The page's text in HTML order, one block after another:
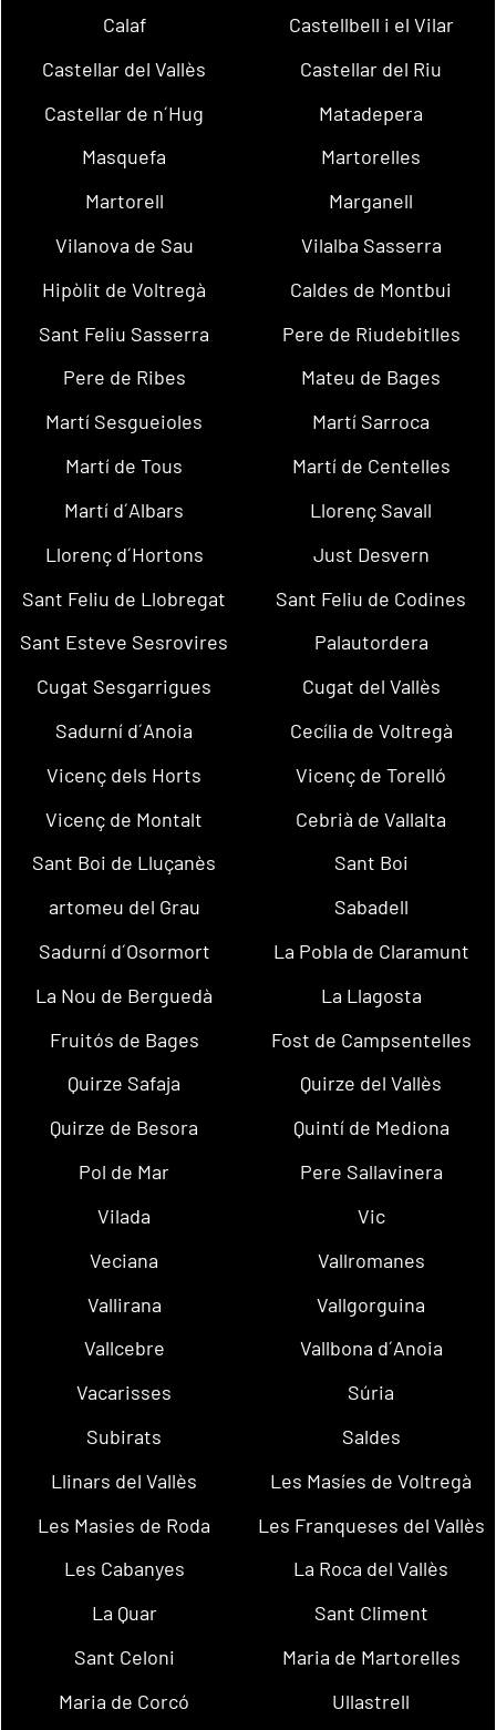
Calaf
Castellbell i el Vilar
Castellar del Vallès
Castellar del Riu
Castellar de n´Hug
Matadepera
Masquefa
Martorelles
Martorell
Marganell
Vilanova de Sau
Vilalba Sasserra
Hipòlit de Voltregà
Caldes de Montbui
Sant Feliu Sasserra
Pere de Riudebitlles
Pere de Ribes
Mateu de Bages
Martí Sesgueioles
Martí Sarroca
Martí de Tous
Martí de Centelles
Martí d´Albars
Llorenç Savall
Llorenç d´Hortons
Just Desvern
Sant Feliu de Llobregat
Sant Feliu de Codines
Sant Esteve Sesrovires
Palautordera
Cugat Sesgarrigues
Cugat del Vallès
Sadurní d´Anoia
Cecília de Voltregà
Vicenç dels Horts
Vicenç de Torelló
Vicenç de Montalt
Cebrià de Vallalta
Sant Boi de Lluçanès
Sant Boi
artomeu del Grau
Sabadell
Sadurní d´Osormort
La Pobla de Claramunt
La Nou de Berguedà
La Llagosta
Fruitós de Bages
Fost de Campsentelles
Quirze Safaja
Quirze del Vallès
Quirze de Besora
Quintí de Mediona
Pol de Mar
Pere Sallavinera
Vilada
Vic
Veciana
Vallromanes
Vallirana
Vallgorguina
Vallcebre
Vallbona d´Anoia
Vacarisses
Súria
Subirats
Saldes
Llinars del Vallès
Les Masíes de Voltregà
Les Masies de Roda
Les Franqueses del Vallès
Les Cabanyes
La Roca del Vallès
La Quar
Sant Climent
Sant Celoni
Maria de Martorelles
Maria de Corcó
Ullastrell